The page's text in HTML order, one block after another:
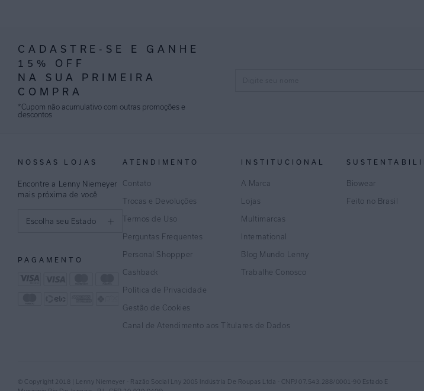
CADASTRE-SE E GANHE
15% OFF
NA SUA PRIMEIRA
COMPRA
*Cupom não acumulativo com outras promoções e
descontos
NOSSAS LOJAS
Encontre a Lenny Niemeyer
mais próxima de você
Escolha seu Estado
Distrito Federal
PAGAMENTO
ATENDIMENTO
Contato
Trocas e Devoluções
Termos de Uso
Perguntas Frequentes
Personal Shoppper
Cashback
Política de Privacidade
Gestão de Cookies
Canal de Atendimento aos Títulares de Dados
INSTITUCIONAL
A Marca
Lojas
Multimarcas
International
Blog Mundo Lenny
Trabalhe Conosco
Biowear
Feito no Brasil
© Copyright 2018 | Lenny Niemeyer - Razão Social Lny 2005 Indústria De Roupas Ltda - CNPJ 07.543.288/0001-90 Estado E